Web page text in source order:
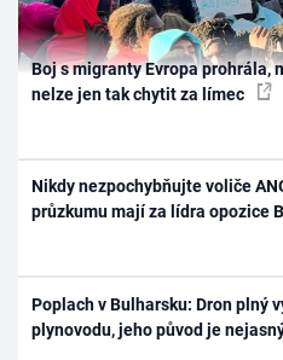
Boj s migranty Evropa prohrála,
nelze jen tak chytit za límec
Nikdy nezpochybňujte voliče
průzkumu mají za lídra opozice
Poplach v Bulharsku: Dron plný
plynovodu, jeho původ je